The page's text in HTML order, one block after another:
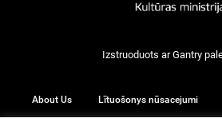
Izstruoduots arGantry
About Us Lītuošonys nūsacejumi